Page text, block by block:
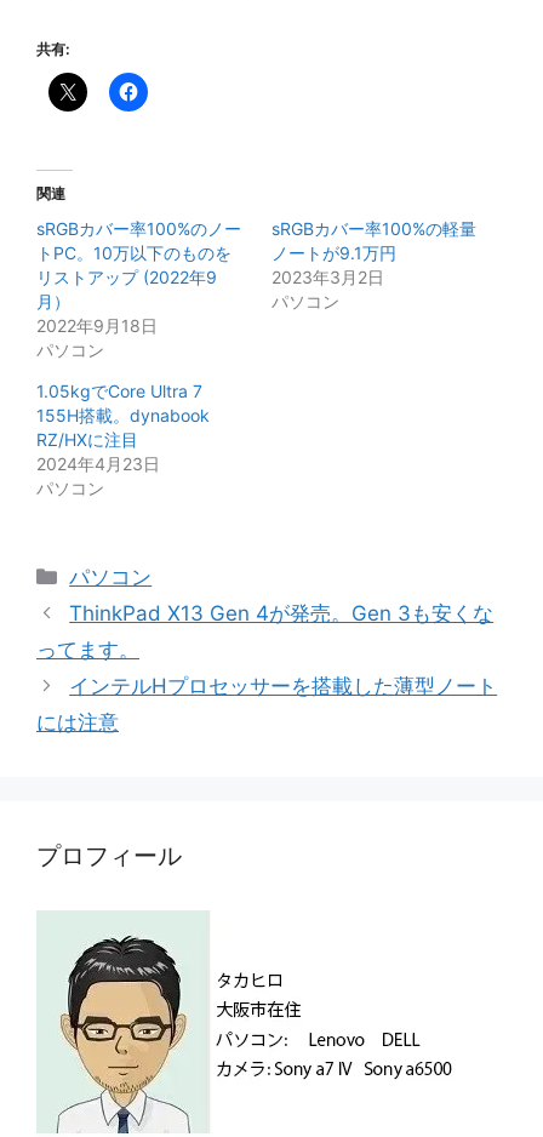
共有:
関連
sRGBカバー率100%のノー
トPC。10万以下のものを
リストアップ (2022年9
月）
2022年9月18日
パソコン
sRGBカバー率100%の軽量
ノートが9.1万円
2023年3月2日
パソコン
1.05kgでCore Ultra 7
155H搭載。dynabook
RZ/HXに注目
2024年4月23日
パソコン
カ
テ
リ
ー
パソコン
ThinkPad X13 Gen 4が発売。Gen 3も安くな
ってます。
インテルHプロセッサーを搭載した薄型ノート
には注意
プロフィール